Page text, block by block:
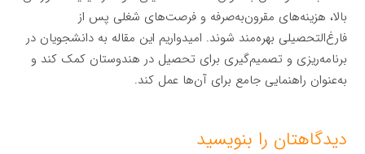
بالا، هزینه‌های مقرون‌به‌صرفه و فرصت‌های شغلی پس از
فارغ‌التحصیلی بهره‌مند شوند. امیدواریم این مقاله به دانشجویان در
برنامه‌ریزی و تصمیم‌گیری برای تحصیل در هندوستان کمک کند و
به‌عنوان راهنمایی جامع برای آن‌ها عمل کند.
دیدگاهتان را بنویسید